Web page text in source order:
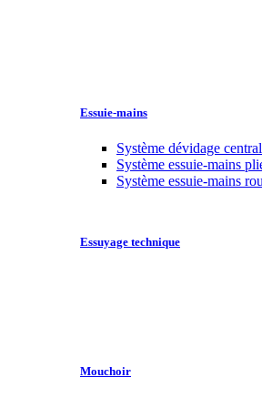
Essuie-mains
Système dévidage central
Système essuie-mains
Système essuie-mains
Essuyage technique
Mouchoir